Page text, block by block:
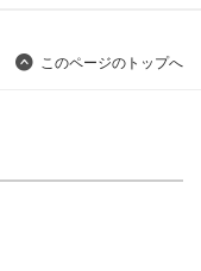
このページのトップへ